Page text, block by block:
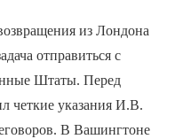
из Лондона
отправиться с
Штаты. Перед
четкие указания И.В.
В Вашингтоне